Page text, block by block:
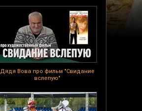
Дядя Вова про фильм "Свидание
вслепую"